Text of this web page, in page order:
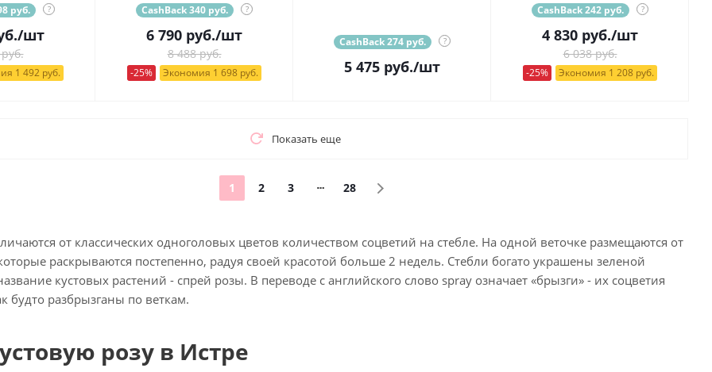
руб. ?
/шт
1 492 руб.
CashBack 340 руб. ?
6 790 руб./шт
8 488 руб.
-25% Экономия 1 698 руб.
CashBack 274 руб. ?
5 475 руб./шт
CashBack 242 руб. ?
4 830 руб./шт
6 038 руб.
-25% Экономия 1 208 руб.
Показать еще
1 2 3 28
от классических одноголовых цветов количеством соцветий на стебле. На одной веточке размещаются от
раскрываются постепенно, радуя своей красотой больше 2 недель. Стебли богато украшены зеленой
кустовых растений - спрей розы. В переводе с английского слово spray означает «брызги» - их соцветия
будто разбрызганы по веткам.
розу в Истре